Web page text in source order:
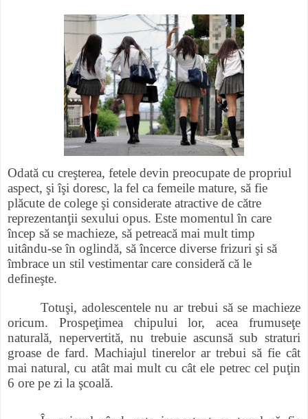
Odată cu creşterea, fetele devin preocupate de propriul
aspect, şi îşi doresc, la fel ca femeile mature, să fie
plăcute de colege şi considerate atractive de către
reprezentanţii sexului opus. Este momentul în care
încep să se machieze, să petreacă mai mult timp
uitându-se în oglindă, să încerce diverse frizuri şi să
îmbrace un stil vestimentar care consideră că le
defineşte.
Totuşi, adolescentele nu ar trebui să se machieze
oricum. Prospeţimea chipului lor, acea frumuseţe
naturală, nepervertită, nu trebuie ascunsă sub straturi
groase de fard. Machiajul tinerelor ar trebui să fie cât
mai natural, cu atât mai mult cu cât ele petrec cel puţin
6 ore pe zi la şcoală.